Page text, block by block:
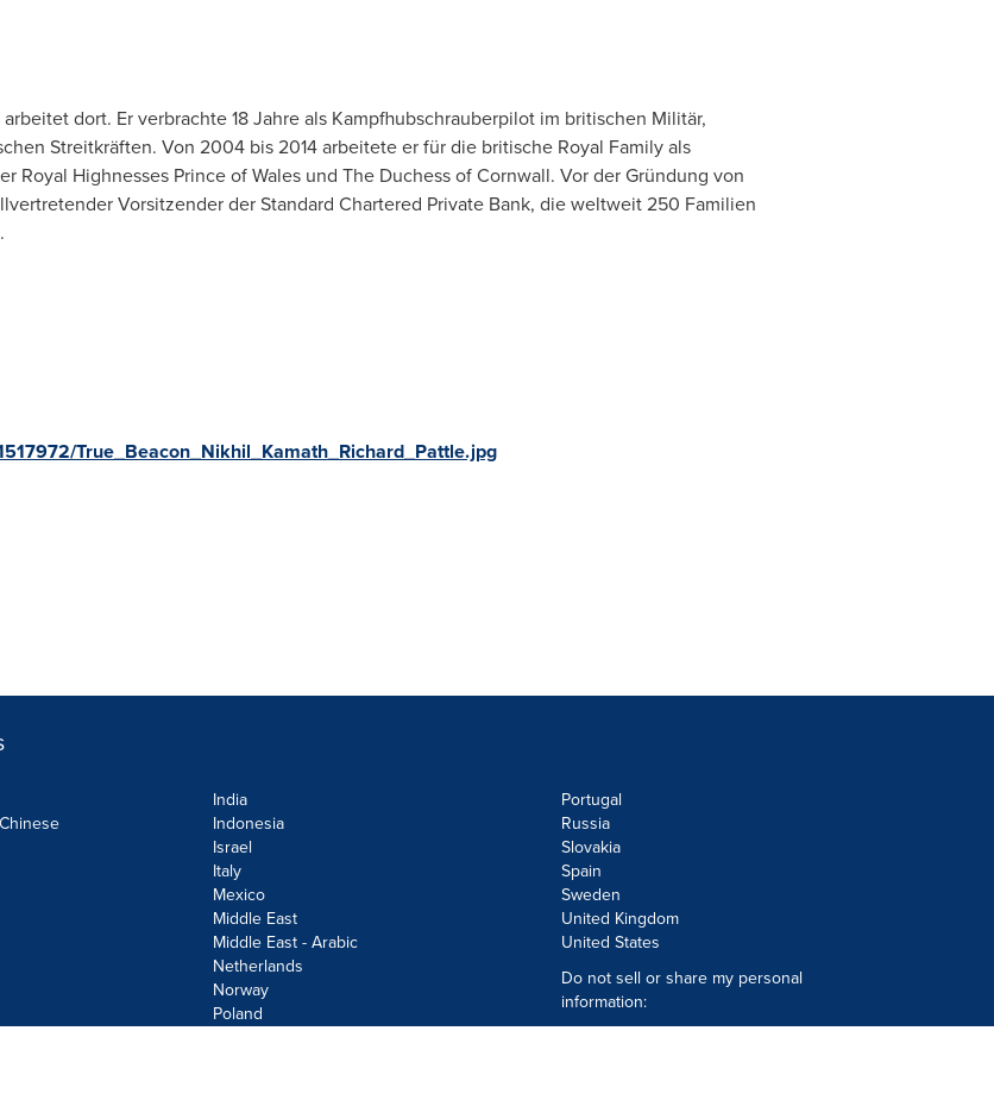
dort. Er verbrachte 18 Jahre als Kampfhubschrauberpilot im britischen Militär,
Streitkräften. Von 2004 bis 2014 arbeitete er für die britische Royal Family als
Royal Highnesses Prince of Wales und The Duchess of Cornwall. Vor der Gründung von
Vorsitzender der Standard Chartered Private Bank, die weltweit 250 Familien
True_Beacon_Nikhil_Kamath_Richard_Pattle.jpg
India
Indonesia
Israel
Italy
Mexico
Middle East
Middle East - Arabic
Netherlands
Norway
Poland
Portugal
Russia
Slovakia
Spain
Sweden
United Kingdom
United States
Do not sell or share my personal
information: